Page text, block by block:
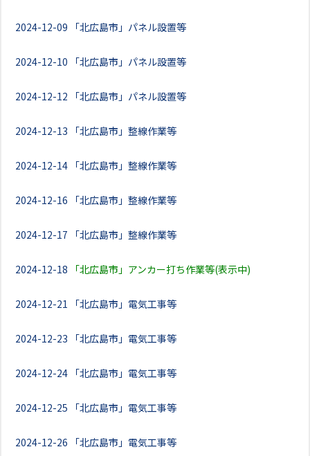
2024-12-09 「北広島市」パネル設置等
2024-12-10 「北広島市」パネル設置等
2024-12-12 「北広島市」パネル設置等
2024-12-13 「北広島市」整線作業等
2024-12-14 「北広島市」整線作業等
2024-12-16 「北広島市」整線作業等
2024-12-17 「北広島市」整線作業等
2024-12-18 「北広島市」アンカー打ち作業等(表示中)
2024-12-21 「北広島市」電気工事等
2024-12-23 「北広島市」電気工事等
2024-12-24 「北広島市」電気工事等
2024-12-25 「北広島市」電気工事等
2024-12-26 「北広島市」電気工事等